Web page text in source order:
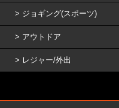
ジョギング(スポーツ)
アウトドア
レジャー/外出